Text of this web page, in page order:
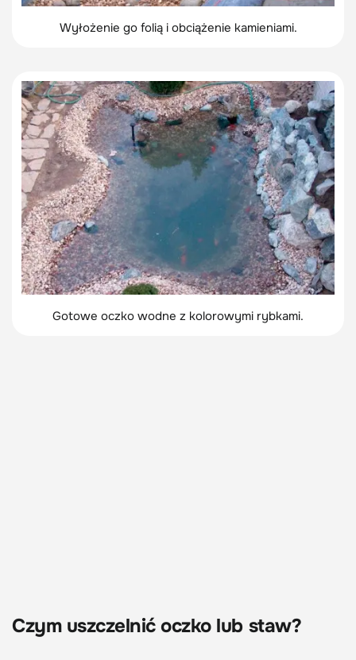
Wyłożenie go folią i obciążenie kamieniami.
Gotowe oczko wodne z kolorowymi rybkami.
Czym uszczelnić oczko lub staw?